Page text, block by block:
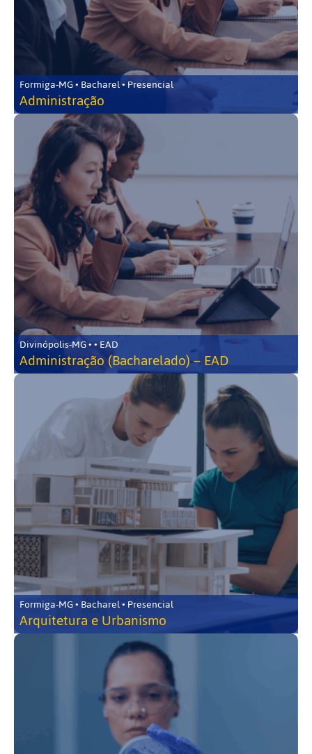
Formiga-MG • Bacharel • Presencial
Administração
Divinópolis-MG • • EAD
Administração (Bacharelado) – EAD
Formiga-MG • Bacharel • Presencial
Arquitetura e Urbanismo